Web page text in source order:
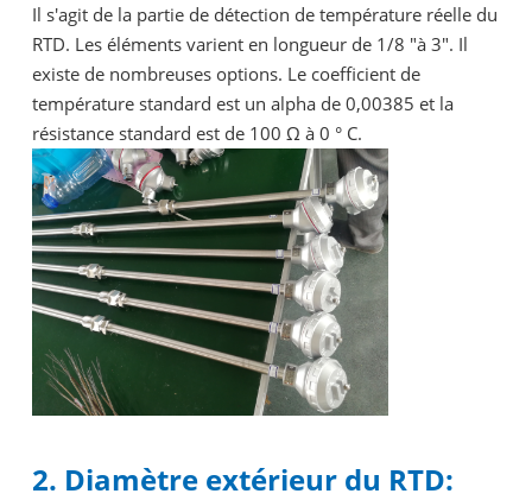
Il s'agit de la partie de détection de température réelle du
RTD. Les éléments varient en longueur de 1/8 "à 3". Il
existe de nombreuses options. Le coefficient de
température standard est un alpha de 0,00385 et la
résistance standard est de 100 Ω à 0 ° C.
2. Diamètre extérieur du RTD: